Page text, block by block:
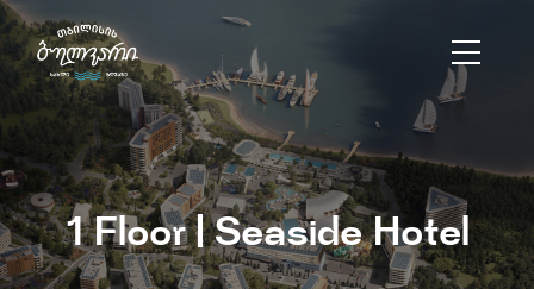
1 Floor | Seaside Hotel